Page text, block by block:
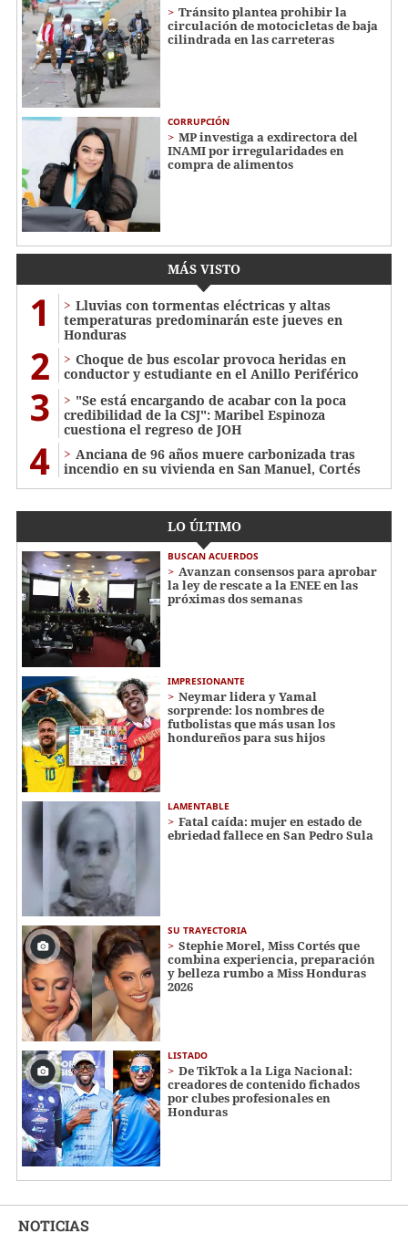
Tránsito plantea prohibir la
circulación de motocicletas de baja
cilindrada en las carreteras
CORRUPCIÓN
MP investiga a exdirectora del
INAMI por irregularidades en
compra de alimentos
MÁS VISTO
1
Lluvias con tormentas eléctricas y altas
temperaturas predominarán este jueves en
Honduras
2
Choque de bus escolar provoca heridas en
conductor y estudiante en el Anillo Periférico
3
"Se está encargando de acabar con la poca
credibilidad de la CSJ": Maribel Espinoza
cuestiona el regreso de JOH
4
Anciana de 96 años muere carbonizada tras
incendio en su vivienda en San Manuel, Cortés
LO ÚLTIMO
BUSCAN ACUERDOS
Avanzan consensos para aprobar
la ley de rescate a la ENEE en las
próximas dos semanas
IMPRESIONANTE
Neymar lidera y Yamal
sorprende: los nombres de
futbolistas que más usan los
hondureños para sus hijos
LAMENTABLE
Fatal caída: mujer en estado de
ebriedad fallece en San Pedro Sula
SU TRAYECTORIA
Stephie Morel, Miss Cortés que
combina experiencia, preparación
y belleza rumbo a Miss Honduras
2026
LISTADO
De TikTok a la Liga Nacional:
creadores de contenido fichados
por clubes profesionales en
Honduras
NOTICIAS